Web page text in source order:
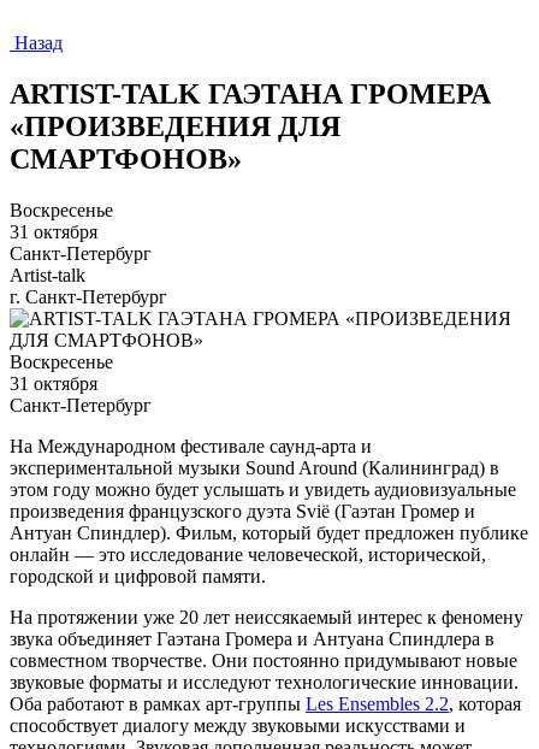
Назад
ARTIST-TALK ГАЭТАНА ГРОМЕРА
«ПРОИЗВЕДЕНИЯ ДЛЯ
СМАРТФОНОВ»
Воскресенье
31 октября
Санкт-Петербург
Artist-talk
г. Санкт-Петербург
Воскресенье
31 октября
Санкт-Петербург
На Международном фестивале саунд-арта и
экспериментальной музыки Sound Around (Калининград) в
этом году можно будет услышать и увидеть аудиовизуальные
произведения французского дуэта Svië (Гаэтан Громер и
Антуан Спиндлер). Фильм, который будет предложен публике
онлайн — это исследование человеческой, исторической,
городской и цифровой памяти.
На протяжении уже 20 лет неиссякаемый интерес к феномену
звука объединяет Гаэтана Громера и Антуана Спиндлера в
совместном творчестве. Они постоянно придумывают новые
звуковые форматы и исследуют технологические инновации.
Оба работают в рамках арт-группы Les Ensembles 2.2, которая
способствует диалогу между звуковыми искусствами и